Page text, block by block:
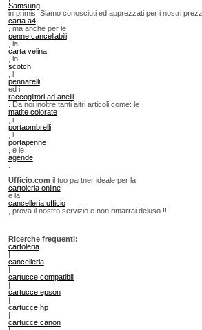
Samsung
in primis. Siamo conosciuti ed apprezzati per i nostri
carta a4
, ma anche per le
penne cancellabili
, la
carta velina
, lo
scotch
, i
pennarelli
ed i
raccoglitori ad anelli
. Da noi inoltre tanti altri articoli come: le
matite colorate
, i
portaombrelli
, i
portapenne
, e le
agende
Ufficio.com il tuo partner ideale per la
cartoleria online
e la
cancelleria ufficio
, prova il nostro servizio e non rimarrai deluso !!!
Ricerche frequenti:
cartoleria
|
cancelleria
|
cartucce compatibili
|
cartucce epson
|
cartucce hp
|
cartucce canon